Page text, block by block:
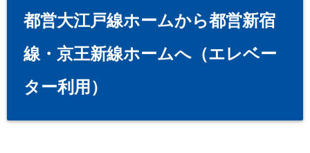
都営大江戸線ホームから都営新宿
線・京王新線ホームへ（エレベー
ター利用）